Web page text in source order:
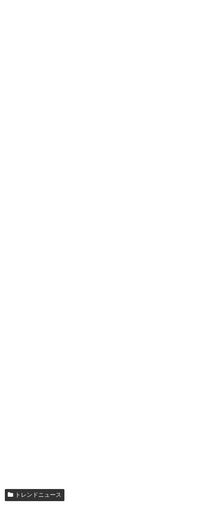
トレンドニュース